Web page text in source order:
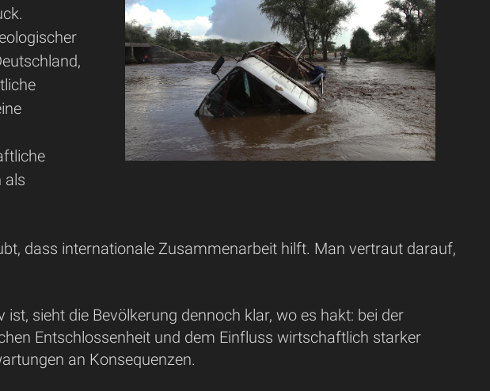
als
dass internationale Zusammenarbeit hilft. Man vertraut darauf,
sieht die Bevölkerung dennoch klar, wo es hakt: bei der
Entschlossenheit und dem Einfluss wirtschaftlich starker
an Konsequenzen.